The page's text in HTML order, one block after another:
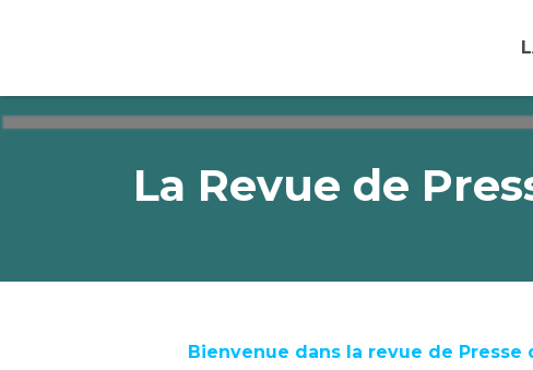
La Revue de
Bienvenue dans la revue de